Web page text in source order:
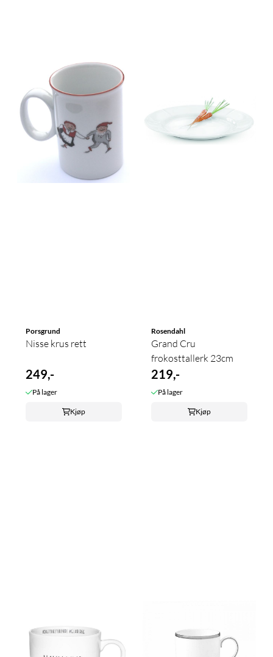
Porsgrund
Nisse krus rett
249,-
På lager
Kjøp
Rosendahl
Grand Cru
frokosttallerk 23cm
219,-
På lager
Kjøp